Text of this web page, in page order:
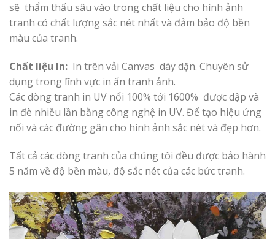
sẽ thẩm thấu sâu vào trong chất liệu cho hình ảnh
tranh có chất lượng sắc nét nhất và đảm bảo độ bền
màu của tranh.
Chất liệu In: In trên vải Canvas dày dặn. Chuyên sử
dụng trong lĩnh vực in ấn tranh ảnh.
Các dòng tranh in UV nổi 100% tới 1600% được dập và
in đè nhiều lần bằng công nghệ in UV. Để tạo hiệu ứng
nổi và các đường gân cho hình ảnh sắc nét và đẹp hơn.
Tất cả các dòng tranh của chúng tôi đều được bảo hành
5 năm về độ bền màu, độ sắc nét của các bức tranh.